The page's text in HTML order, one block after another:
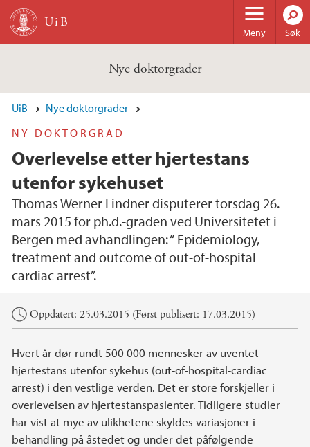
Hopp til hovedinnhold
Meny Søk
Nye doktorgrader
UiB
Nye doktorgrader
NY DOKTORGRAD
Overlevelse etter hjertestans
utenfor sykehuset
Thomas Werner Lindner disputerer torsdag 26.
mars 2015 for ph.d.-graden ved Universitetet i
Bergen med avhandlingen: “ Epidemiology,
treatment and outcome of out-of-hospital
cardiac arrest”.
Hovedinnhold
Oppdatert: 25.03.2015 (Først publisert: 17.03.2015)
Hvert år dør rundt 500 000 mennesker av uventet
hjertestans utenfor sykehus (out-of-hospital-cardiac
arrest) i den vestlige verden. Det er store forskjeller i
overlevelsen av hjertestanspasienter. Tidligere studier
har vist at mye av ulikhetene skyldes variasjoner i
behandling på åstedet og under det påfølgende